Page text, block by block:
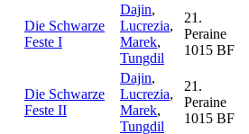
Die Schwarze
Feste I
Dajin,
Lucrezia,
Marek,
Tungdil
21.
Peraine
1015 BF
Die Schwarze
Feste II
Dajin,
Lucrezia,
Marek,
Tungdil
21.
Peraine
1015 BF